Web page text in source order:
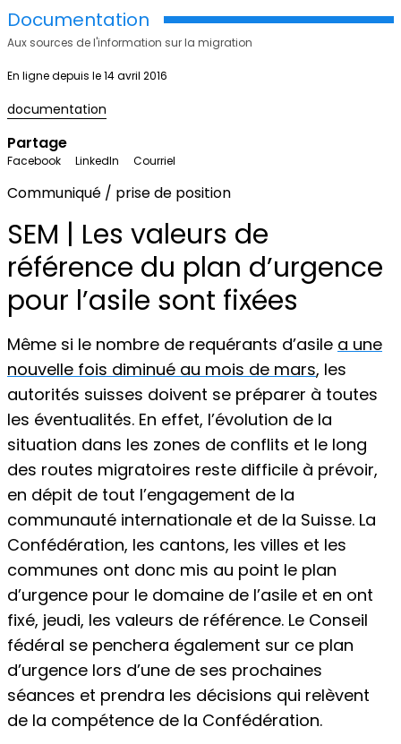
Documentation
Aux sources de l'information sur la migration
En ligne depuis le 14 avril 2016
documentation
Partage
Facebook LinkedIn Courriel
Communiqué / prise de position
SEM | Les valeurs de
référence du plan d’urgence
pour l’asile sont fixées
Même si le nombre de requérants d’asile a une
nouvelle fois diminué au mois de mars, les
autorités suisses doivent se préparer à toutes
les éventualités. En effet, l’évolution de la
situation dans les zones de conflits et le long
des routes migratoires reste difficile à prévoir,
en dépit de tout l’engagement de la
communauté internationale et de la Suisse. La
Confédération, les cantons, les villes et les
communes ont donc mis au point le plan
d’urgence pour le domaine de l’asile et en ont
fixé, jeudi, les valeurs de référence. Le Conseil
fédéral se penchera également sur ce plan
d’urgence lors d’une de ses prochaines
séances et prendra les décisions qui relèvent
de la compétence de la Confédération.